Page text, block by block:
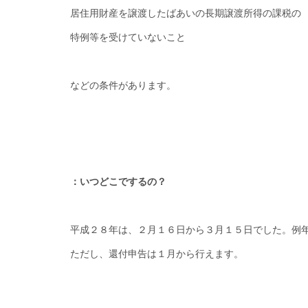
居住用財産を譲渡したばあいの長期譲渡所得の課税の
特例等を受けていないこと
などの条件があります。
：いつどこでするの？
平成２８年は、２月１６日から３月１５日でした。例
ただし、還付申告は１月から行えます。